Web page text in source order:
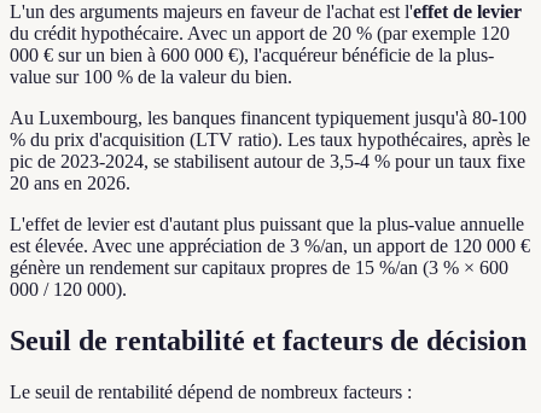
L'un des arguments majeurs en faveur de l'achat est l'effet de levier
du crédit hypothécaire. Avec un apport de 20 % (par exemple 120
000 € sur un bien à 600 000 €), l'acquéreur bénéficie de la plus-
value sur 100 % de la valeur du bien.
Au Luxembourg, les banques financent typiquement jusqu'à 80-100
% du prix d'acquisition (LTV ratio). Les taux hypothécaires, après le
pic de 2023-2024, se stabilisent autour de 3,5-4 % pour un taux fixe
20 ans en 2026.
L'effet de levier est d'autant plus puissant que la plus-value annuelle
est élevée. Avec une appréciation de 3 %/an, un apport de 120 000 €
génère un rendement sur capitaux propres de 15 %/an (3 % × 600
000 / 120 000).
Seuil de rentabilité et facteurs de décision
Le seuil de rentabilité dépend de nombreux facteurs :